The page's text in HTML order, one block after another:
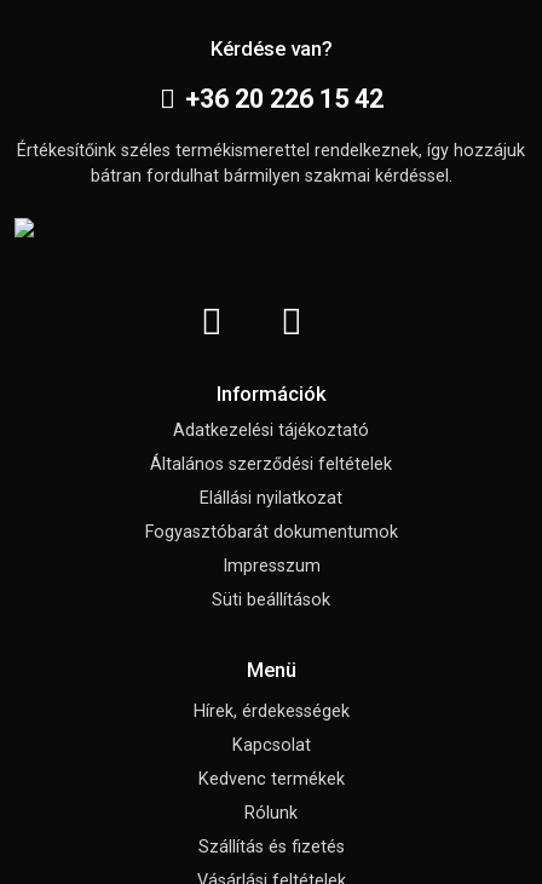
Kérdése van?
+36 20 226 15 42
Értékesítőink széles termékismerettel rendelkeznek, így hozzájuk
bátran fordulhat bármilyen szakmai kérdéssel.
Információk
Adatkezelési tájékoztató
Általános szerződési feltételek
Elállási nyilatkozat
Fogyasztóbarát dokumentumok
Impresszum
Süti beállítások
Menü
Hírek, érdekességek
Kapcsolat
Kedvenc termékek
Rólunk
Szállítás és fizetés